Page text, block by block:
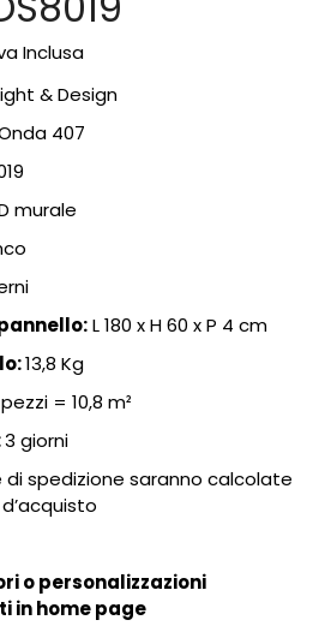
Inclusa
& Design
407
murale
L 180 x H 60 x P 4 cm
13,8 Kg
= 10,8 m²
3 giorni
di spedizione saranno calcolate
o personalizzazioni
in home page